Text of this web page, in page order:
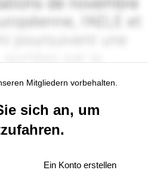
Mitgliedern vorbehalten.
sich an, um
Ein Konto erstellen